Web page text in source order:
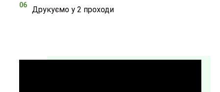
06 Друкуємо у 2 проходи